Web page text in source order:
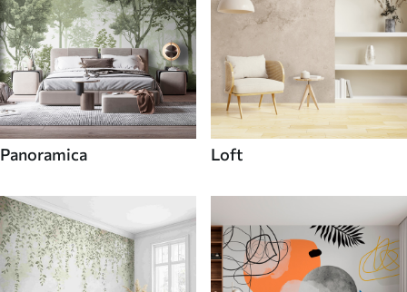
Panoramica Loft